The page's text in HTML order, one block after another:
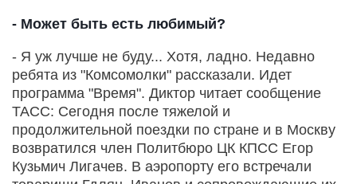
- Может быть есть любимый?
- Я уж лучше не буду... Хотя, ладно. Недавно
ребята из "Комсомолки" рассказали. Идет
программа "Время". Диктор читает сообщение
ТАСС: Сегодня после тяжелой и
продолжительной поездки по стране и в Москву
возвратился член Политбюро ЦК КПСС Егор
Кузьмич Лигачев. В аэропорту его встречали